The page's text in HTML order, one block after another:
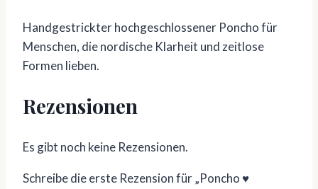
Handgestrickter hochgeschlossener Poncho für
Menschen, die nordische Klarheit und zeitlose
Formen lieben.
Rezensionen
Es gibt noch keine Rezensionen.
Schreibe die erste Rezension für „Poncho ♥